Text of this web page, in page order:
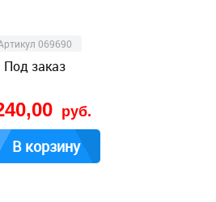
069690
Под заказ
руб.
В корзину